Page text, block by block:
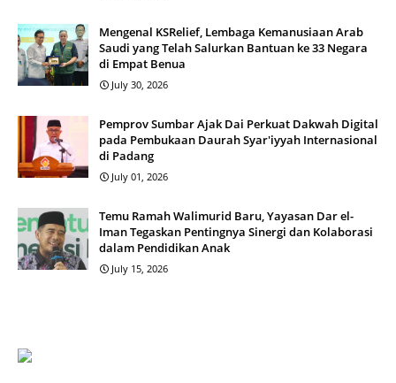
Mengenal KSRelief, Lembaga Kemanusiaan Arab
Saudi yang Telah Salurkan Bantuan ke 33 Negara
di Empat Benua
July 30, 2026
Pemprov Sumbar Ajak Dai Perkuat Dakwah Digital
pada Pembukaan Daurah Syar'iyyah Internasional
di Padang
July 01, 2026
Temu Ramah Walimurid Baru, Yayasan Dar el-
Iman Tegaskan Pentingnya Sinergi dan Kolaborasi
dalam Pendidikan Anak
July 15, 2026